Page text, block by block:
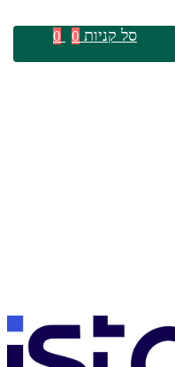
סל קניות 0
0